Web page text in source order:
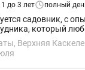
1 до 3 лет полный
садовник, с опытом,
который
Верхняя